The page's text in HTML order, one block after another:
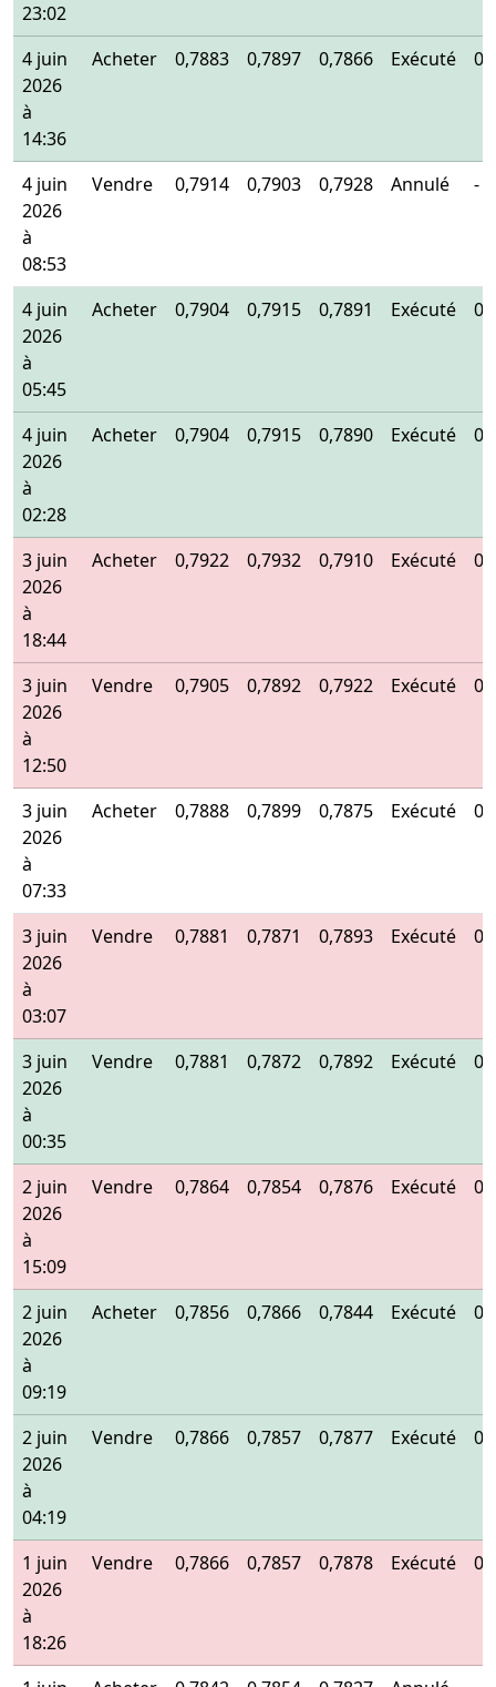
23:02
4 juin
2026
à
14:36
Acheter 0,7883 0,7897 0,7866 Exécuté
4 juin
2026
à
08:53
Vendre 0,7914 0,7903 0,7928 Annulé -
4 juin
2026
à
05:45
Acheter 0,7904 0,7915 0,7891 Exécuté
4 juin
2026
à
02:28
Acheter 0,7904 0,7915 0,7890 Exécuté
3 juin
2026
à
18:44
Acheter 0,7922 0,7932 0,7910 Exécuté
3 juin
2026
à
12:50
Vendre 0,7905 0,7892 0,7922 Exécuté
3 juin
2026
à
07:33
Acheter 0,7888 0,7899 0,7875 Exécuté
3 juin
2026
à
03:07
Vendre 0,7881 0,7871 0,7893 Exécuté
3 juin
2026
à
00:35
Vendre 0,7881 0,7872 0,7892 Exécuté
2 juin
2026
à
15:09
Vendre 0,7864 0,7854 0,7876 Exécuté
2 juin
2026
à
09:19
Acheter 0,7856 0,7866 0,7844 Exécuté
2 juin
2026
à
04:19
Vendre 0,7866 0,7857 0,7877 Exécuté
1 juin
2026
à
18:26
Vendre 0,7866 0,7857 0,7878 Exécuté